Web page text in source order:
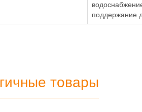
поддержание
товары